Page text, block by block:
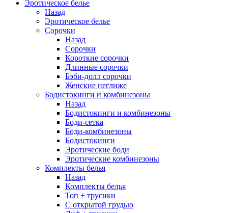
Эротическое белье
Назад
Эротическое белье
Сорочки
Назад
Сорочки
Короткие сорочки
Длинные сорочки
Бэби-долл сорочки
Женские неглиже
Бодистокинги и комбинезоны
Назад
Бодистокинги и комбинезоны
Боди-сетка
Боди-комбинезоны
Бодистокинги
Эротические боди
Эротические комбинезоны
Комплекты белья
Назад
Комплекты белья
Топ + трусики
С открытой грудью